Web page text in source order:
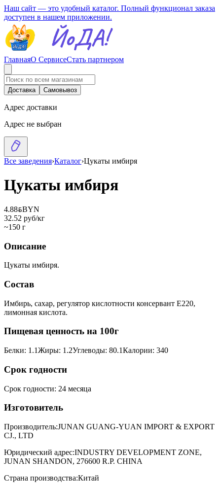
Наш сайт — это удобный каталог. Полный функционал заказа
доступен в нашем приложении.
ГлавнаяО СервисеСтать партнером
Доставка Самовывоз
Адрес доставки
Адрес не выбран
Все заведения›Каталог›Цукаты имбиря
Цукаты имбиря
4.88BYNBYN
32.52 руб/кг
~150 г
Описание
Цукаты имбиря.
Состав
Имбирь, сахар, регулятор кислотности консервант Е220,
лимонная кислота.
Пищевая ценность на 100г
Белки: 1.1Жиры: 1.2Углеводы: 80.1Калории: 340
Срок годности
Срок годности: 24 месяца
Изготовитель
Производитель:JUNAN GUANG-YUAN IMPORT & EXPORT
CJ., LTD
Юридический адрес:INDUSTRY DEVELOPMENT ZONE,
JUNAN SHANDON, 276600 R.P. CHINA
Страна производства:Китай